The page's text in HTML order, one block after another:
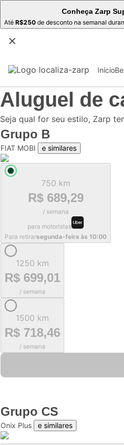
Conheça Zarp
Até R$250 de desconto na semanal
Início
Aluguel de
Seja qual for seu estilo, Zarp
Grupo B
FIAT MOBI e similares
750 km
R$ 689,29
/ semana
para motoristas
Para retirarsegunda-feira às 10:00
1250 km
R$ 699,01
/ semana
1500 km
R$ 718,46
/ semana
Grupo CS
Onix Plus e similares